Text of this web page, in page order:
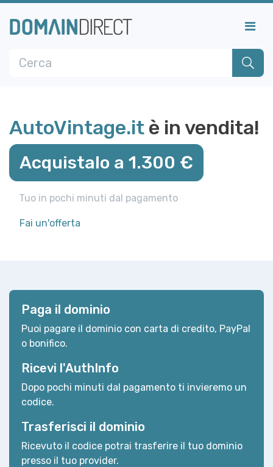
AutoVintage.it è in vendita!
Acquistalo a 1.300 €
Tuo in pochi minuti dal pagamento
Fai un'offerta
Paga il dominio
Puoi pagare il dominio con carta di credito, PayPal
o bonifico.
Ricevi l'AuthInfo
Dopo pochi minuti dal pagamento ti invieremo un
codice.
Trasferisci il dominio
Ricevuto il codice potrai trasferire il tuo dominio
presso il tuo provider.